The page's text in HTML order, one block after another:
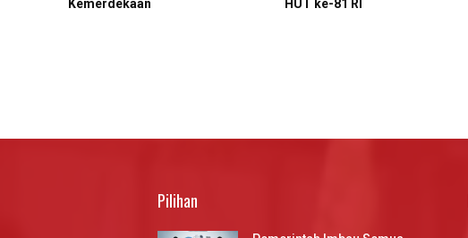
Kemerdekaan
HUT ke-81 RI
Pilihan